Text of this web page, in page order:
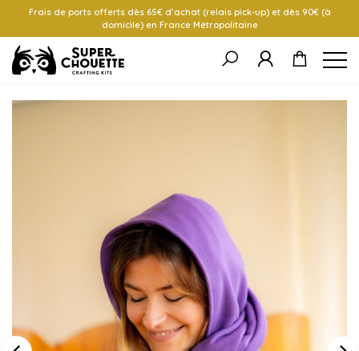
Frais de ports offerts dès 65€ d’achat (relais pick-up) et dès 90€ (à
domicile) en France Métropolitaine